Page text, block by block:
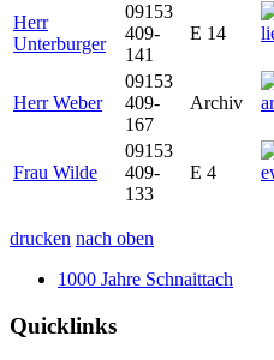
Herr
Unterburger
09153
409-
141
E 14
Herr Weber
09153
409-
167
Archiv
Frau Wilde
09153
409-
133
E 4
drucken nach oben
1000 Jahre Schnaittach
Quicklinks